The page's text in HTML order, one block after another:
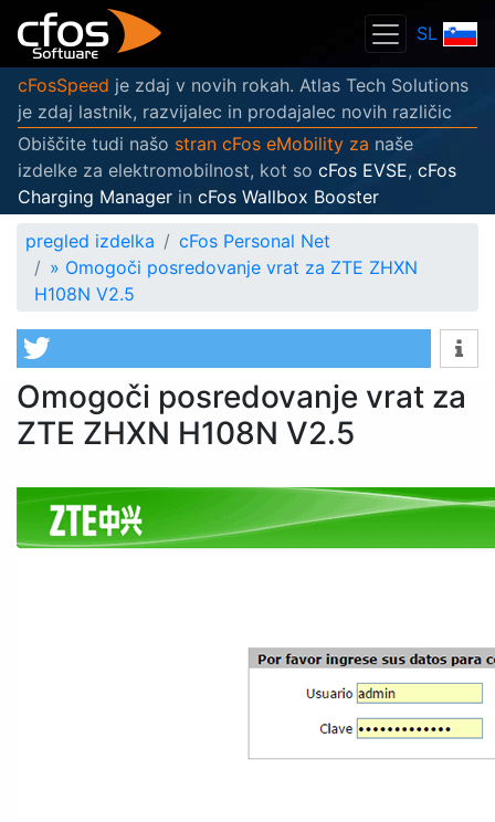
SL
cFosSpeed je zdaj v novih rokah. Atlas Tech Solutions
je zdaj lastnik, razvijalec in prodajalec novih različic
Obiščite tudi našo stran cFos eMobility za naše
izdelke za elektromobilnost, kot so cFos EVSE, cFos
Charging Manager in cFos Wallbox Booster
pregled izdelka
cFos Personal Net
» Omogoči posredovanje vrat za ZTE ZHXN
H108N V2.5
Omogoči posredovanje vrat za
ZTE ZHXN H108N V2.5